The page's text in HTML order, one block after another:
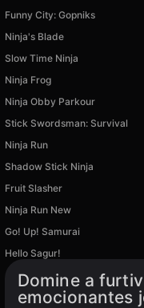
Funny City: Gopniks
Ninja's Blade
Slow Time Ninja
Ninja Frog
Ninja Obby Parkour
Stick Swordsman: Survival
Ninja Run
Shadow Stick Ninja
Fruit Slasher
Ninja Run New
Go! Up! Samurai
Disponível em PC
Hello Sagur!
Domine a
emocionantes